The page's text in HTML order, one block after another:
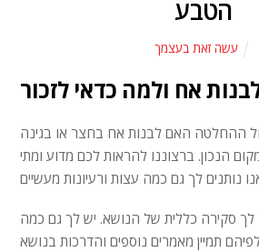
הטבע
עשה זאת בעצמך
ההחלטה האם לבנות אח בחצר או בגינה
הנכון. ברצוננו להראות לכם מדוע ומתי
סקירה כללית של הנושא. יש לך גם כמה